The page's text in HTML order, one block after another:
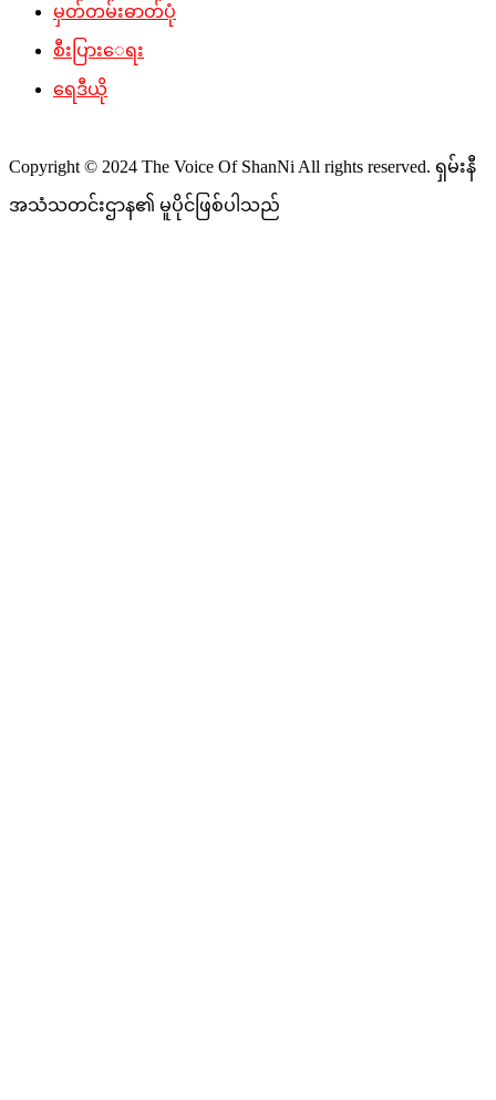
မှတ်တမ်းဓာတ်ပုံ
စီးပြားေရး
ရေဒီယို
Copyright © 2024 The Voice Of ShanNi All rights reserved. ရှမ်းနီ
အသံသတင်းဌာန၏ မူပိုင်ဖြစ်ပါသည်